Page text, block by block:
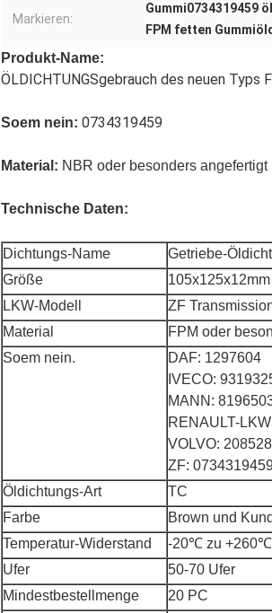
Markieren:
Gummi0734319459
FPM fetten
Produkt-Name:
ÖLDICHTUNGSgebrauch des neuen
Soem nein: 0734319459
Material: NBR oder besonders angefertigt
Technische Daten:
Dichtungs-Name
Getriebe-
Größe
105x125x12mm
LKW-Modell
ZF
Material
FPM oder
Soem nein.
DAF: 1297604
IVECO:
MANN:
RENAULT-
VOLVO:
ZF:
Öldichtungs-Art
TC
Farbe
Brown und
Temperatur-Widerstand
-20℃ zu +260℃
Ufer
50-70 Ufer
Mindestbestellmenge
20 PC